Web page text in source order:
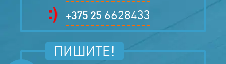
+375 256628433
ПИШИТЕ!